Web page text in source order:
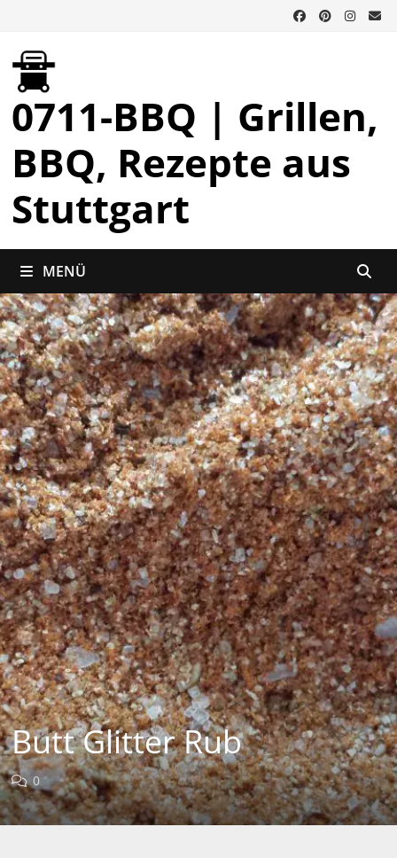
Inhalt
0711-BBQ | Grillen,
BBQ, Rezepte aus
Stuttgart
MENÜ
Butt Glitter Rub
0